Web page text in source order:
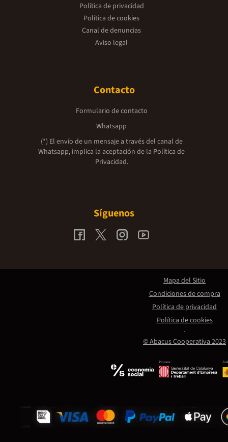
Política de privacidad
Política de cookies
Canal de denuncias
Aviso legal
Contacto
Formulario de contacto
Whatsapp
(*) El envío de un mensaje a través del canal de
Whatsapp, implica la aceptación de la Política de
Privacidad.
Síguenos
Promou:
© Abacus Cooperativa 2023
Mapa del Sitio
Condiciones de compra
Política de privacidad
Política de cookies